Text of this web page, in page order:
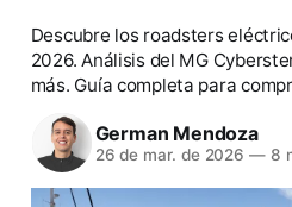
Descubre los roadsters
2026. Análisis del MG
más. Guía completa para
German Mendoza
26 de mar. de 2026 — 8